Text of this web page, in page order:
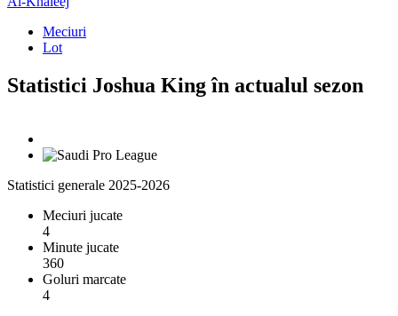
Meciuri
Lot
Statistici Joshua King în actualul sezon
Statistici generale 2025-2026
Meciuri jucate
4
Minute jucate
360
Goluri marcate
4